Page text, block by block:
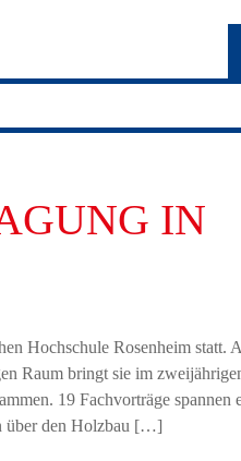
IN
Hochschule Rosenheim statt.
Raum bringt sie im
19 Fachvorträge spannen
über den Holzbau […]